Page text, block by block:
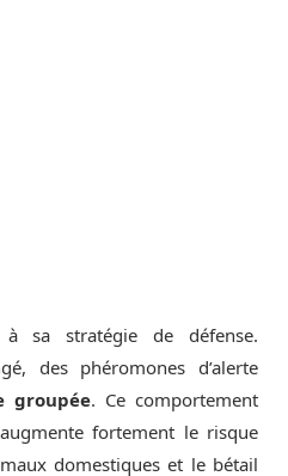
sa stratégie de défense.
des phéromones d’alerte
groupée. Ce comportement
fortement le risque
domestiques et le bétail